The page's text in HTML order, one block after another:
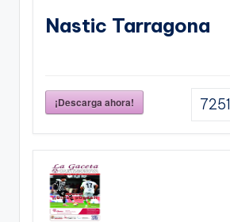
Nastic Tarragona
¡Descarga ahora! 7251